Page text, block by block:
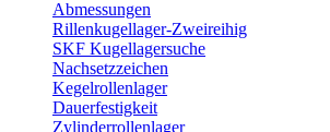
Abmessungen
Rillenkugellager-Zweireihig
SKF Kugellagersuche
Nachsetzzeichen
Kegelrollenlager
Dauerfestigkeit
Zylinderrollenlager